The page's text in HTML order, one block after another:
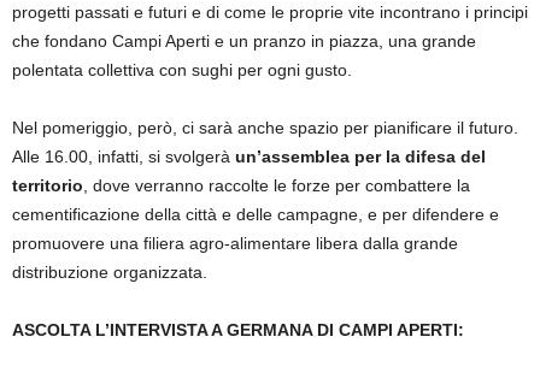
progetti passati e futuri e di come le proprie vite incontrano i principi
che fondano Campi Aperti e un pranzo in piazza, una grande
polentata collettiva con sughi per ogni gusto.
Nel pomeriggio, però, ci sarà anche spazio per pianificare il futuro.
Alle 16.00, infatti, si svolgerà un’assemblea per la difesa del
territorio , dove verranno raccolte le forze per combattere la
cementificazione della città e delle campagne, e per difendere e
promuovere una filiera agro-alimentare libera dalla grande
distribuzione organizzata.
ASCOLTA L’INTERVISTA A GERMANA DI CAMPI APERTI: